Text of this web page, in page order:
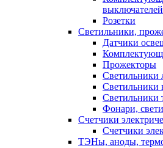
выключателей
Розетки
Светильники,
Датчики
Прожекторы
Светильники
Светильники
Светильники
Фонари,
Счетчики
Счетчики
ТЭНы, аноды,